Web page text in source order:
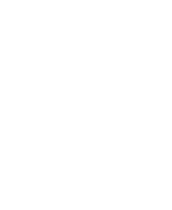
新增至記錄頁面:
表單概觀」元件。
閱」元件。
獎勵條件區段」記